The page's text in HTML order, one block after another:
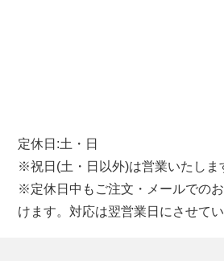
定休日:土・日
※祝日(土・日以外)は営業いたしま
※定休日中もご注文・メールでの
けます。対応は翌営業日にさせてい